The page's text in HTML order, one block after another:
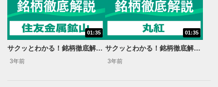
01:35
サクッとわかる！銘柄徹底解説〜住友金属鉱山～
3年前
01:35
サクッとわかる！銘柄徹底解説〜丸紅～
3年前